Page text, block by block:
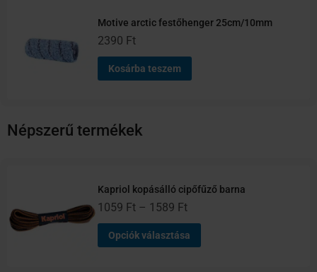
Motive arctic festőhenger 25cm/10mm
2390 Ft
Kosárba teszem
Népszerű termékek
Kapriol kopásálló cipőfűző barna
1059 Ft – 1589 Ft
1059 Ft
-
Opciók választása
a
990 Ft
-
a